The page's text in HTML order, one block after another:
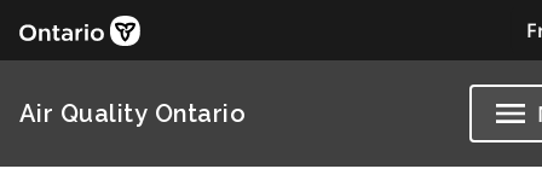
Air Quality Ontario